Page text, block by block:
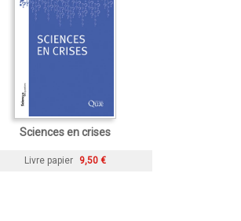
Sciences en crises
Livre papier 9,50 €